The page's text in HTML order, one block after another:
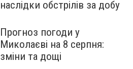
наслідки обстрілів за добу
Прогноз погоди у
Миколаєві на 8 серпня:
зміни та дощі